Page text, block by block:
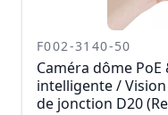
F002-3140-50
Caméra dôme PoE
intelligente /
de jonction D20